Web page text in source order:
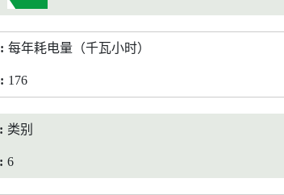
每年耗电量（千瓦小时）
176
类别
6